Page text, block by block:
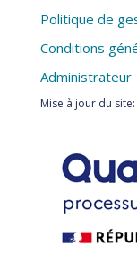
Politique de
Conditions
Administrateur
Mise à jour du